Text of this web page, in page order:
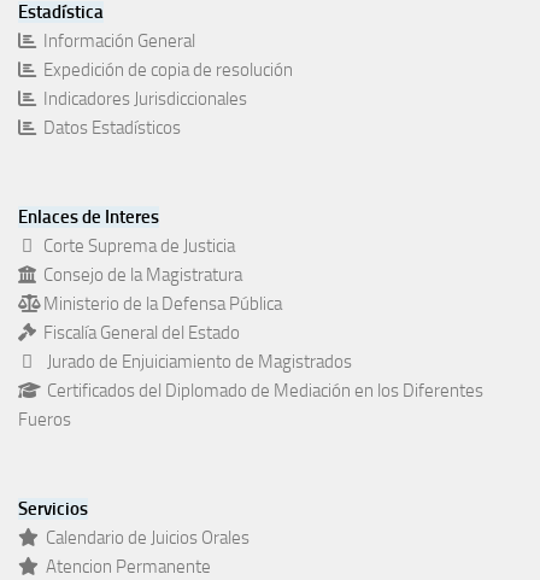
Estadística
Información General
Expedición de copia de resolución
Indicadores Jurisdiccionales
Datos Estadísticos
Enlaces de Interes
Corte Suprema de Justicia
Consejo de la Magistratura
Ministerio de la Defensa Pública
Fiscalía General del Estado
Jurado de Enjuiciamiento de Magistrados
Certificados del Diplomado de Mediación en los Diferentes
Fueros
Servicios
Calendario de Juicios Orales
Atencion Permanente